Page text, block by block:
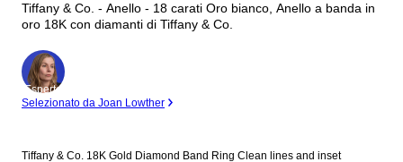
Tiffany & Co. - Anello - 18 carati Oro bianco, Anello a banda in
oro 18K con diamanti di Tiffany & Co.
Esperto
Selezionato da Joan Lowther
Tiffany & Co. 18K Gold Diamond Band Ring Clean lines and inset